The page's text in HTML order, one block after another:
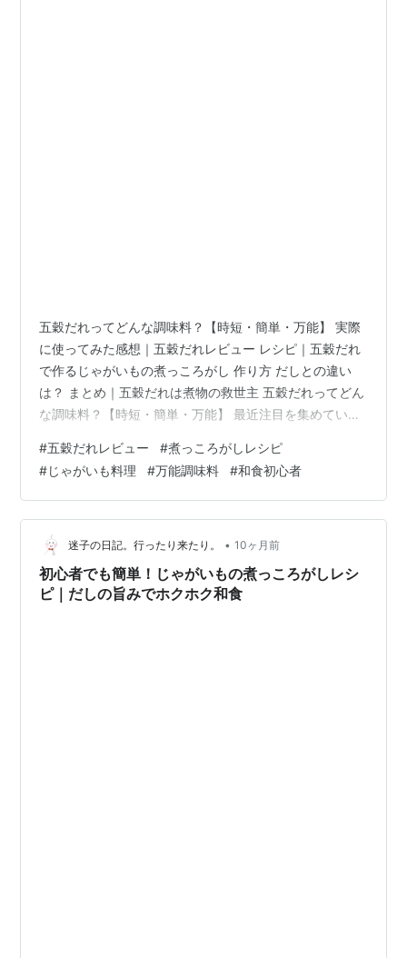
五穀だれってどんな調味料？【時短・簡単・万能】 実際
に使ってみた感想｜五穀だれレビュー レシピ｜五穀だれ
で作るじゃがいもの煮っころがし 作り方 だしとの違い
は？ まとめ｜五穀だれは煮物の救世主 五穀だれってどん
な調味料？【時短・簡単・万能】 最近注目を集めている
煮物・炒め物・和え物など幅広く使える万能調味料で
す。今回は、定番の「じゃがいもの煮っころがし」でそ
の実力を試してみました。 五穀だれとの出会いは、母の
お友達からのおすそ分け。その手軽さと美味しさに、す
っかり虜になりました。 実際に使ってみた感想｜五穀だ
れレビュー 香り： 開封した瞬間、醤…
#五穀だれレビュー #煮っころがしレシピ
#じゃがいも料理 #万能調味料 #和食初心者
迷子の日記。行ったり来たり。 • 10ヶ月前
初心者でも簡単！じゃがいもの煮っころがしレシ
ピ｜だしの旨みでホクホク和食